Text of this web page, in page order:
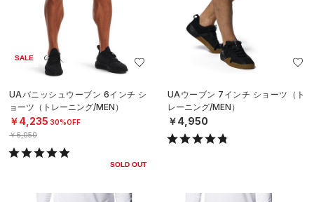
SALE
UAバニッシュウーブン 6インチ シ
ョーツ（トレーニング/MEN）
￥4,235 30%OFF
￥6,050
SOLD OUT
UAウーブン 7インチ ショーツ（ト
レーニング/MEN）
￥4,950